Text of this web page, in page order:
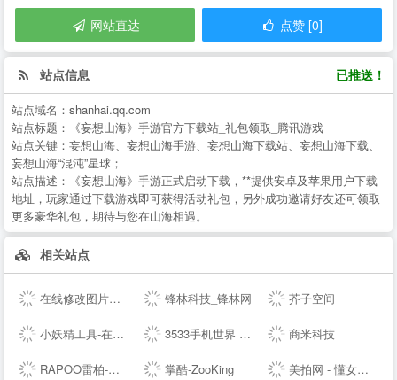
网站直达 点赞 [0]
站点信息 已推送！
站点域名： shanhai.qq.com
站点标题：
《妄想山海》手游官方下载站_礼包领取_腾讯游戏
站点关键： 妄想山海、妄想山海手游、妄想山海下载站、妄想山海下载、
妄想山海“混沌”星球；
站点描述：
《妄想山海》手游正式启动下载，**提供安卓及苹果用户下载
地址，玩家通过下载游戏即可获得活动礼包，另外成功邀请好友还可领取
更多豪华礼包，期待与您在山海相遇。
相关站点
在线修改图片大小尺寸；免费抠图照片处理工具 - 改图神器 锋林科技_锋林网 芥子空间
小妖精工具-在线工具箱 3533手机世界 手机改变世界 彩票开奖助手 商米科技
RAPOO雷柏-无线生活-雷柏科技 掌酷-ZooKing 美拍网 - 懂女生，更好看！